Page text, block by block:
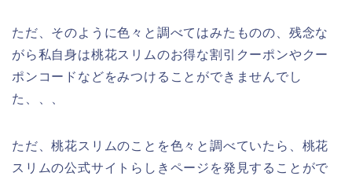
ただ、そのように色々と調べてはみたものの、残念な
がら私自身は桃花スリムのお得な割引クーポンやクー
ポンコードなどをみつけることができませんでし
た、、、
ただ、桃花スリムのことを色々と調べていたら、桃花
スリムの公式サイトらしきページを発見することがで